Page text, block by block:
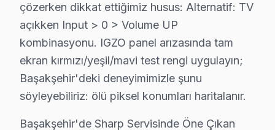
• Başakşehir'de Ses Arızaları: Hoparlör bozukluğu,
• Başakşehir'de Kart Arızaları: T-Con kartı, power
• Başakşehir'de Yazılım Sorunları: Uygulama
• Başakşehir'de Bağlantı Sorunları: HDMI
Chip-level onarım işlemi kapasitemizle
Başakşehir Sharp TV Teknik Destek
çözerken dikkat ettiğimiz husus: Alternatif: TV
açıkken Input > 0 > Volume UP
kombinasyonu. IGZO panel arızasında tam
ekran kırmızı/yeşil/mavi test rengi uygulayın;
Başakşehir'deki deneyimimizle şunu
söyleyebiliriz: ölü piksel konumları haritalanır.
Başakşehir'de Sharp Servisinde Öne Çıkan